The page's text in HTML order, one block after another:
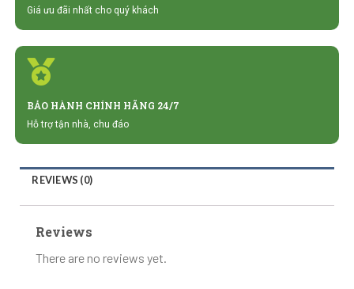
Giá ưu đãi nhất cho quý khách
BẢO HÀNH CHÍNH HÃNG 24/7
Hỗ trợ tận nhà, chu đáo
REVIEWS (0)
Reviews
There are no reviews yet.